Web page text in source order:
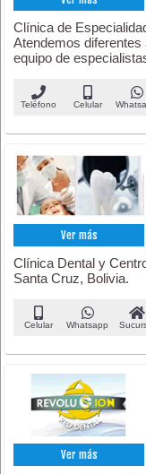
Clínica de
Atendemos
equipo de
Teléfono Celular
Ver más
Clínica Dental y
Santa Cruz, Bolivia.
Celular Whatsapp
Ver más